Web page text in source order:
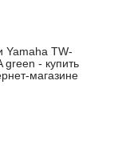
Yamaha TW-
green - купить
магазине